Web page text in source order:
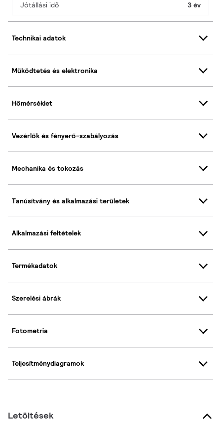
Jótállási idő 3 év
Technikai adatok
Működtetés és elektronika
Hőmérséklet
Vezérlők és fényerő-szabályozás
Mechanika és tokozás
Tanúsítvány és alkalmazási területek
Alkalmazási feltételek
Termékadatok
Szerelési ábrák
Fotometria
Teljesítménydiagramok
Letöltések